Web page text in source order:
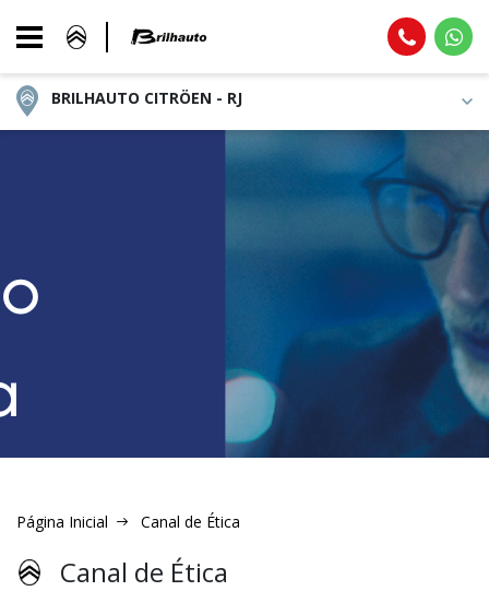
BRILHAUTO CITRÖEN - RJ
Página Inicial Canal de Ética
Canal de Ética